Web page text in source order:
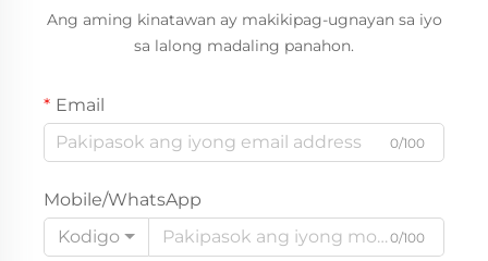
Ang aming kinatawan ay makikipag-ugnayan sa iyo
sa lalong madaling panahon.
Email
0/100
Mobile/WhatsApp
Kodigo
0/100